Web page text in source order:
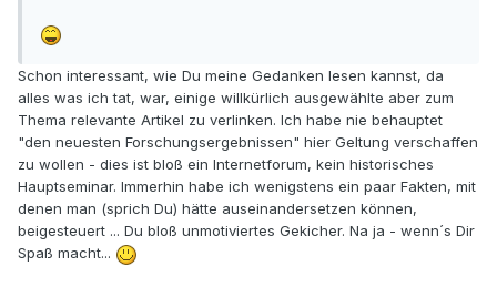
Schon interessant, wie Du meine Gedanken lesen kannst, da
alles was ich tat, war, einige willkürlich ausgewählte aber zum
Thema relevante Artikel zu verlinken. Ich habe nie behauptet
"den neuesten Forschungsergebnissen" hier Geltung verschaffen
zu wollen - dies ist bloß ein Internetforum, kein historisches
Hauptseminar. Immerhin habe ich wenigstens ein paar Fakten, mit
denen man (sprich Du) hätte auseinandersetzen können,
beigesteuert ... Du bloß unmotiviertes Gekicher. Na ja - wenn´s Dir
Spaß macht...